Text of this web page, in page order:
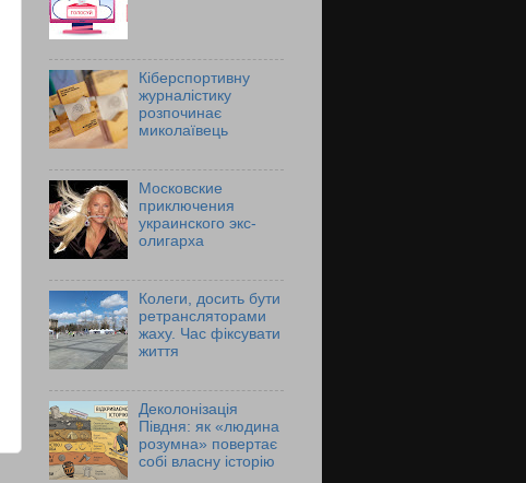
Кіберспортивну
журналістику
розпочинає
миколаївець
Московские
приключения
украинского экс-
олигарха
Колеги, досить бути
ретрансляторами
жаху. Час фіксувати
життя
Деколонізація
Півдня: як «людина
розумна» повертає
собі власну історію